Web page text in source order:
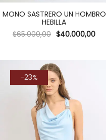
MONO SASTRERO UN HOMBRO
HEBILLA
$65.000,00 $40.000,00
-23%